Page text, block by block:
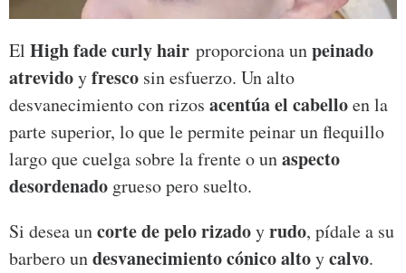
El High fade curly hair proporciona unpeinado
atrevidoyfresco sin esfuerzo. Un alto
desvanecimiento con rizos acentúa el cabelloen la
parte superior, lo que le permite peinar un flequillo
largo que cuelga sobre la frente o unaspecto
desordenado grueso pero suelto.
Si desea uncorte de pelo rizadoyrudo, pídale a su
barbero undesvanecimiento cónico altoycalvo.